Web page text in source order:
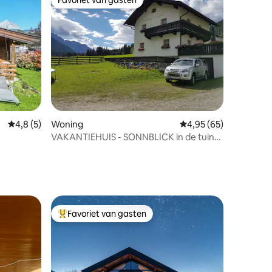
Gemiddelde beoordeling van 4,8 uit 5, 5 recensies
4,8 (5)
Favoriet van gasten
Woning Gemiddelde
4,95 (65)
VAKANTIEHUIS - SONNBLICK in de tuin
Topfavoriet van gasten
Favoriet van gasten